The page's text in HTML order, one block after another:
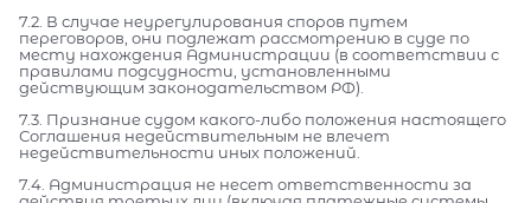
7.2. В случае неурегулирования споров путем
переговоров, они подлежат рассмотрению в суде по
месту нахождения Администрации (в соответствии с
правилами подсудности, установленными
действующим законодательством РФ).
7.3. Признание судом какого-либо положения настоящего
Соглашения недействительным не влечет
недействительности иных положений.
7.4. Администрация не несет ответственности за